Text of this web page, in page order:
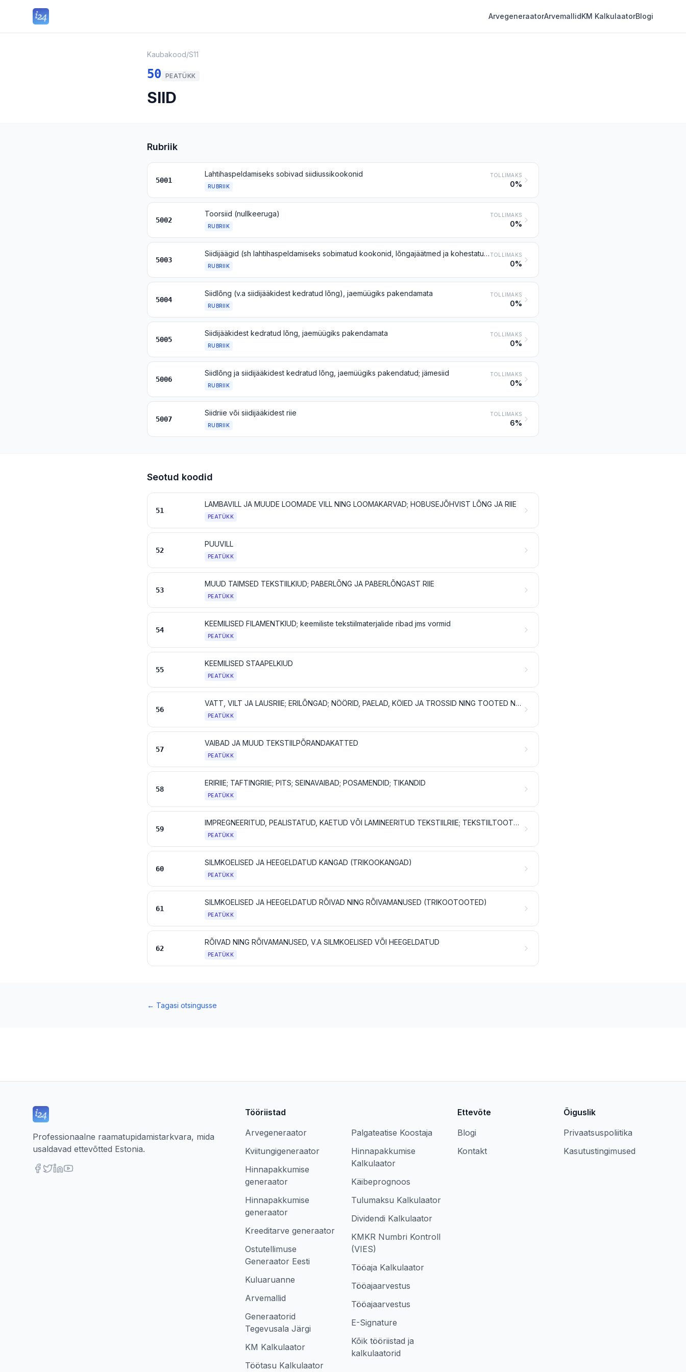
ArvegeneraatorArvemallidKM KalkulaatorBlogi
Kaubakood/S11
50 PEATÜKK
SIID
Rubriik
5001
Lahtihaspeldamiseks sobivad siidiussikookonid
RUBRIIK
TOLLIMAKS
0%
5002
Toorsiid (nullkeeruga)
RUBRIIK
TOLLIMAKS
0%
5003
Siidijäägid (sh lahtihaspeldamiseks sobimatud kookonid, lõngajäätmed ja kohestatud jäätmed)
RUBRIIK
TOLLIMAKS
0%
5004
Siidlõng (v.a siidijääkidest kedratud lõng), jaemüügiks pakendamata
RUBRIIK
TOLLIMAKS
0%
5005
Siidijääkidest kedratud lõng, jaemüügiks pakendamata
RUBRIIK
TOLLIMAKS
0%
5006
Siidlõng ja siidijääkidest kedratud lõng, jaemüügiks pakendatud; jämesiid
RUBRIIK
TOLLIMAKS
0%
5007
Siidriie või siidijääkidest riie
RUBRIIK
TOLLIMAKS
6%
Seotud koodid
51
LAMBAVILL JA MUUDE LOOMADE VILL NING LOOMAKARVAD; HOBUSEJÕHVIST LÕNG JA RIIE
PEATÜKK
52
PUUVILL
PEATÜKK
53
MUUD TAIMSED TEKSTIILKIUD; PABERLÕNG JA PABERLÕNGAST RIIE
PEATÜKK
54
KEEMILISED FILAMENTKIUD; keemiliste tekstiilmaterjalide ribad jms vormid
PEATÜKK
55
KEEMILISED STAAPELKIUD
PEATÜKK
56
VATT, VILT JA LAUSRIIE; ERILÕNGAD; NÖÖRID, PAELAD, KÖIED JA TROSSID NING TOOTED NENDEST
PEATÜKK
57
VAIBAD JA MUUD TEKSTIILPÕRANDAKATTED
PEATÜKK
58
ERIRIIE; TAFTINGRIIE; PITS; SEINAVAIBAD; POSAMENDID; TIKANDID
PEATÜKK
59
IMPREGNEERITUD, PEALISTATUD, KAETUD VÕI LAMINEERITUD TEKSTIILRIIE; TEKSTIILTOOTED TÖÖSTUSLIKUKS OTSTARBEKS
PEATÜKK
60
SILMKOELISED JA HEEGELDATUD KANGAD (TRIKOOKANGAD)
PEATÜKK
61
SILMKOELISED JA HEEGELDATUD RÕIVAD NING RÕIVAMANUSED (TRIKOOTOOTED)
PEATÜKK
62
RÕIVAD NING RÕIVAMANUSED, V.A SILMKOELISED VÕI HEEGELDATUD
PEATÜKK
← Tagasi otsingusse
Professionaalne raamatupidamistarkvara, mida
usaldavad ettevõtted Estonia.
Tööriistad
Arvegeneraator
Kviitungigeneraator
Hinnapakkumise
generaator
Hinnapakkumise
generaator
Kreeditarve generaator
Ostutellimuse
Generaator Eesti
Kuluaruanne
Arvemallid
Generaatorid
Tegevusala Järgi
KM Kalkulaator
Töötasu Kalkulaator
Palgateatise Koostaja
Hinnapakkumise
Kalkulaator
Käibeprognoos
Tulumaksu Kalkulaator
Dividendi Kalkulaator
KMKR Numbri Kontroll
(VIES)
Tööaja Kalkulaator
Tööajaarvestus
Tööajaarvestus
E-Signature
Kõik tööriistad ja
kalkulaatorid
Ettevõte
Blogi
Kontakt
Õiguslik
Privaatsuspoliitika
Kasutustingimused